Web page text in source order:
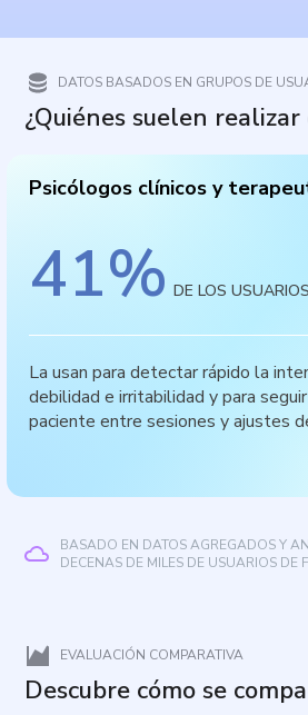
DATOS BASADOS EN GRUPOS DE
¿Quiénes suelen
Psicólogos clínicos y
41% DE LOS USUARIOS
La usan para detectar rápido la
debilidad e irritabilidad y para
paciente entre sesiones y ajustes
BASADO EN DATOS AGREGADOS Y
DECENAS DE MILES DE USUARIOS DE
EVALUACIÓN COMPARATIVA
Descubre cómo se